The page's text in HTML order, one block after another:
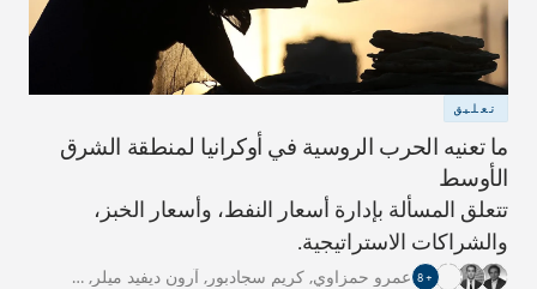
تعليق
ما تعنيه الحرب الروسية في أوكرانيا لمنطقة الشرق
الأوسط
تتعلق المسألة بإدارة أسعار النفط، وأسعار الخبز،
والشراكات الاستراتيجية.
+
8 عمرو حمزاوي, كريم سجادبور , آرون ديفيد ميلر ,
…